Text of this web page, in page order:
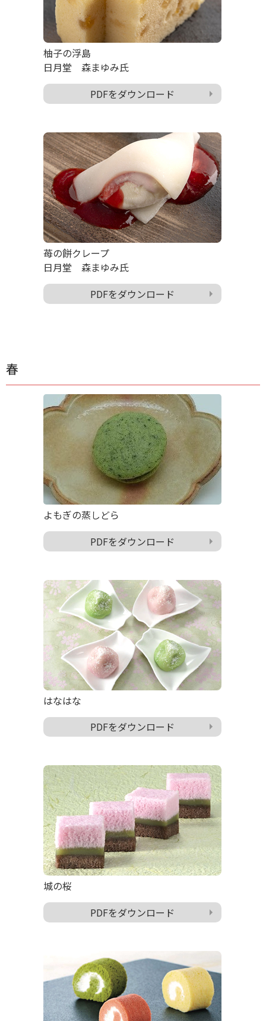
柚子の浮島
日月堂 森まゆみ氏
PDFをダウンロード
苺の餅クレープ
日月堂 森まゆみ氏
PDFをダウンロード
春
よもぎの蒸しどら
PDFをダウンロード
はなはな
PDFをダウンロード
城の桜
PDFをダウンロード